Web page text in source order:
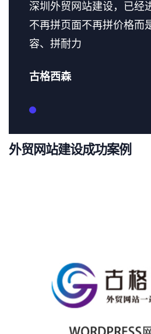
深圳外贸网站建设，已经
不再拼页面不再拼价格而
容、拼耐力
古格西森
外贸网站建设成功案例